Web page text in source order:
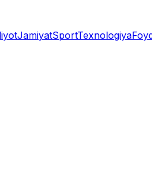
JamiyatSportTexnologiya